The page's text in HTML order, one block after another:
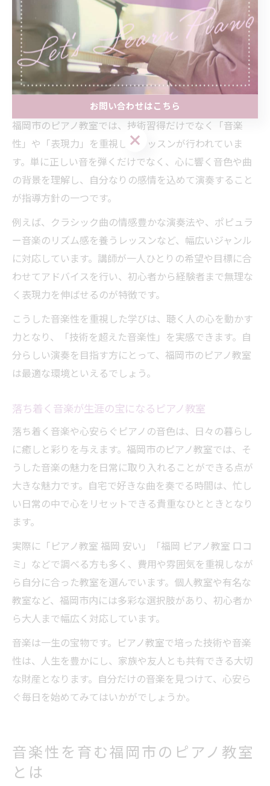
また、ピアノ教室では定期的な発表会やコンクールへの
参加も推奨されており、目標を持って努力することの大
切さや、成功体験による自信の積み重ねが自己成長の原
動力となります。
福岡のピアノ教室で学ぶ音楽性と表現力
福岡市のピアノ教室では、技術習得だけでなく「音楽
性」や「表現力」を重視したレッスンが行われていま
す。単に正しい音を弾くだけでなく、心に響く音色や曲
の背景を理解し、自分なりの感情を込めて演奏すること
が指導方針の一つです。
例えば、クラシック曲の情感豊かな演奏法や、ポピュラ
ー音楽のリズム感を養うレッスンなど、幅広いジャンル
に対応しています。講師が一人ひとりの希望や目標に合
わせてアドバイスを行い、初心者から経験者まで無理な
く表現力を伸ばせるのが特徴です。
こうした音楽性を重視した学びは、聴く人の心を動かす
力となり、「技術を超えた音楽性」を実感できます。自
分らしい演奏を目指す方にとって、福岡市のピアノ教室
は最適な環境といえるでしょう。
落ち着く音楽が生涯の宝になるピアノ教室
落ち着く音楽や心安らぐピアノの音色は、日々の暮らし
に癒しと彩りを与えます。福岡市のピアノ教室では、そ
うした音楽の魅力を日常に取り入れることができる点が
大きな魅力です。自宅で好きな曲を奏でる時間は、忙し
い日常の中で心をリセットできる貴重なひとときとなり
ます。
実際に「ピアノ教室 福岡 安い」「福岡 ピアノ教室 口コ
ミ」などで調べる方も多く、費用や雰囲気を重視しなが
ら自分に合った教室を選んでいます。個人教室や有名な
教室など、福岡市内には多彩な選択肢があり、初心者か
ら大人まで幅広く対応しています。
音楽は一生の宝物です。ピアノ教室で培った技術や音楽
性は、人生を豊かにし、家族や友人とも共有できる大切
な財産となります。自分だけの音楽を見つけて、心安ら
ぐ毎日を始めてみてはいかがでしょうか。
音楽性を育む福岡市のピアノ教室
とは
お問い合わせはこちら
お問い合わせはこちら